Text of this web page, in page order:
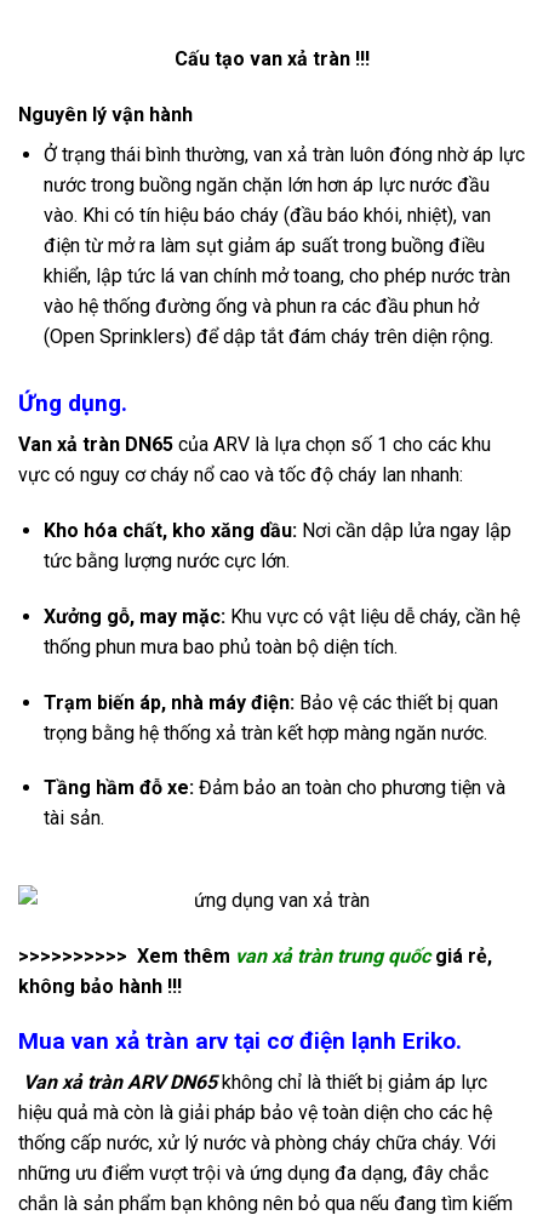
Cấu tạo van xả tràn !!!
Nguyên lý vận hành
Ở trạng thái bình thường, van xả tràn luôn đóng nhờ áp lực
nước trong buồng ngăn chặn lớn hơn áp lực nước đầu
vào. Khi có tín hiệu báo cháy (đầu báo khói, nhiệt), van
điện từ mở ra làm sụt giảm áp suất trong buồng điều
khiển, lập tức lá van chính mở toang, cho phép nước tràn
vào hệ thống đường ống và phun ra các đầu phun hở
(Open Sprinklers) để dập tắt đám cháy trên diện rộng.
Ứng dụng.
Van xả tràn DN65 của ARV là lựa chọn số 1 cho các khu
vực có nguy cơ cháy nổ cao và tốc độ cháy lan nhanh:
Kho hóa chất, kho xăng dầu:Nơi cần dập lửa ngay lập
tức bằng lượng nước cực lớn.
Xưởng gỗ, may mặc:Khu vực có vật liệu dễ cháy, cần hệ
thống phun mưa bao phủ toàn bộ diện tích.
Trạm biến áp, nhà máy điện:Bảo vệ các thiết bị quan
trọng bằng hệ thống xả tràn kết hợp màng ngăn nước.
Tầng hầm đỗ xe:Đảm bảo an toàn cho phương tiện và
tài sản.
>>>>>>>>>> Xem thêm van xả tràn trung quốcgiá rẻ,
không bảo hành !!!
Mua van xả tràn arv tại cơ điện lạnh Eriko.
Van xả tràn ARV DN65không chỉ là thiết bị giảm áp lực
hiệu quả mà còn là giải pháp bảo vệ toàn diện cho các hệ
thống cấp nước, xử lý nước và phòng cháy chữa cháy. Với
những ưu điểm vượt trội và ứng dụng đa dạng, đây chắc
chắn là sản phẩm bạn không nên bỏ qua nếu đang tìm kiếm